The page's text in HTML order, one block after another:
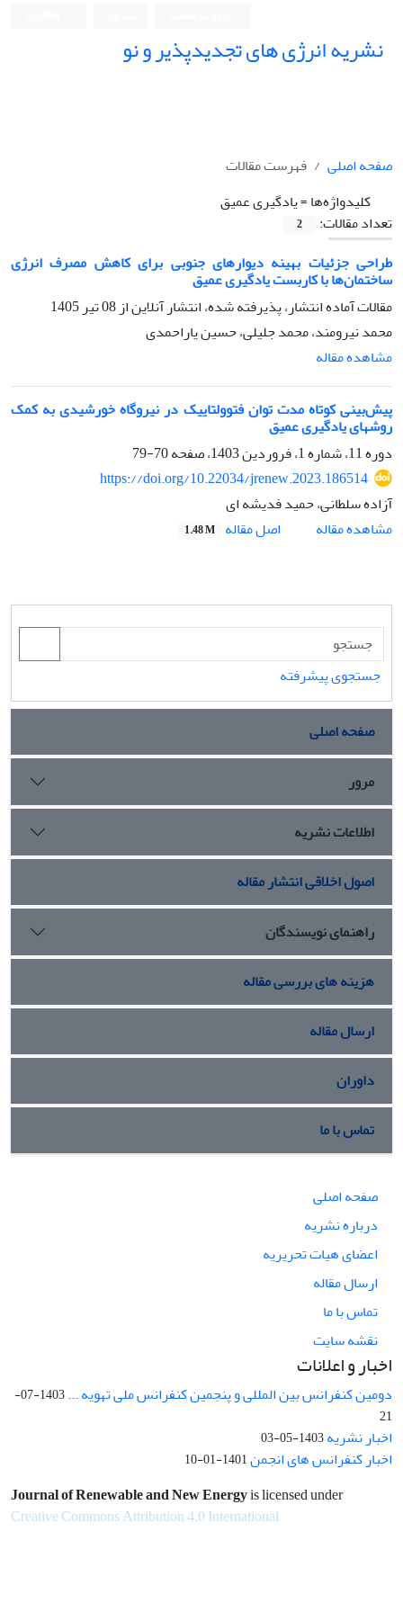
نشریه انرژی های تجدیدپذیر و نو
صفحه اصلی
فهرست مقالات
کلیدواژه‌ها =یادگیری عمیق
تعداد مقالات:
2
طراحی جزئیات بهینه دیوارهای جنوبی برای کاهش مصرف انرژی
ساختمان‌ها با کاربست یادگیری عمیق
مقالات آماده انتشار، پذیرفته شده، انتشار آنلاین از08 تیر 1405
محمد نیرومند، محمد جلیلی، حسین یاراحمدی
مشاهده مقاله
پیش‌بینی کوتاه مدت توان فتوولتاییک در نیروگاه خورشیدی به کمک
روشهای یادگیری ‏عمیق
دوره 11، شماره 1، فروردین 1403، صفحه
70-79
https://doi.org/10.22034/jrenew.2023.186514
آزاده سلطانی، حمید فدیشه ای
مشاهده مقاله
اصل مقاله 1.48 M
جستجوی پیشرفته
صفحه اصلی
مرور
اطلاعات نشریه
اصول اخلاقی انتشار مقاله
راهنمای نویسندگان
هزینه های بررسی مقاله
ارسال مقاله
داوران
تماس با ما
صفحه اصلی
درباره نشریه
اعضای هیات تحریریه
ارسال مقاله
تماس با ما
نقشه سایت
اخبار و اعلانات
دومین کنفرانس بین المللی و پنجمین کنفرانس ملی تهویه ...
1403-07-
21
اخبار نشریه1403-05-03
اخبار کنفرانس های انجمن1401-01-10
Journal of Renewable and New Energyis licensed under
Creative Commons Attribution 4.0 International